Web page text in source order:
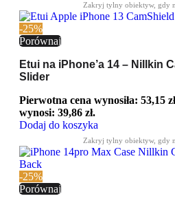
-25%
Porównaj
Etui na iPhone’a 14 – Nillkin
Slider
Pierwotna cena wynosiła: 53,15
wynosi: 39,86 zł.
Dodaj do koszyka
-25%
Porównaj